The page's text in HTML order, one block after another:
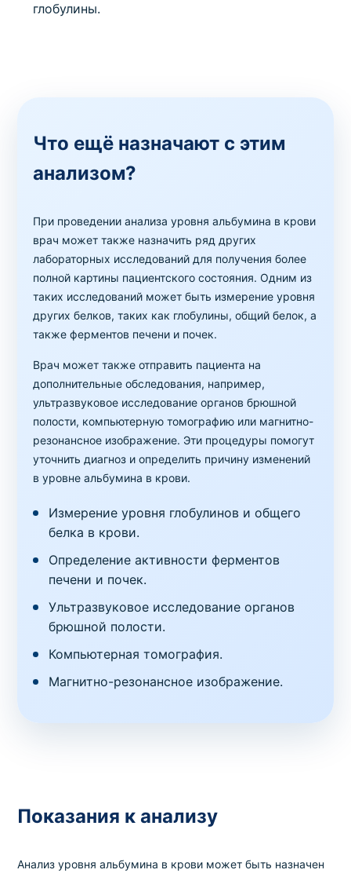
глобулины.
Что ещё назначают с этим
анализом?
При проведении анализа уровня альбумина в крови
врач может также назначить ряд других
лабораторных исследований для получения более
полной картины пациентского состояния. Одним из
таких исследований может быть измерение уровня
других белков, таких как глобулины, общий белок, а
также ферментов печени и почек.
Врач может также отправить пациента на
дополнительные обследования, например,
ультразвуковое исследование органов брюшной
полости, компьютерную томографию или магнитно-
резонансное изображение. Эти процедуры помогут
уточнить диагноз и определить причину изменений
в уровне альбумина в крови.
Измерение уровня глобулинов и общего
белка в крови.
Определение активности ферментов
печени и почек.
Ультразвуковое исследование органов
брюшной полости.
Компьютерная томография.
Магнитно-резонансное изображение.
Показания к анализу
Анализ уровня альбумина в крови может быть назначен